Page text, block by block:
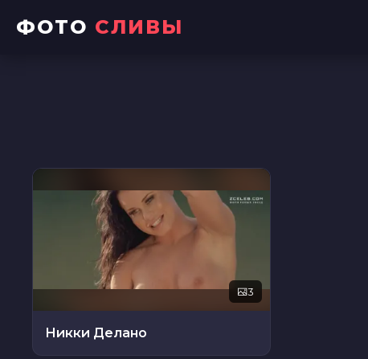
ФОТО СЛИВЫ
3
Никки Делано